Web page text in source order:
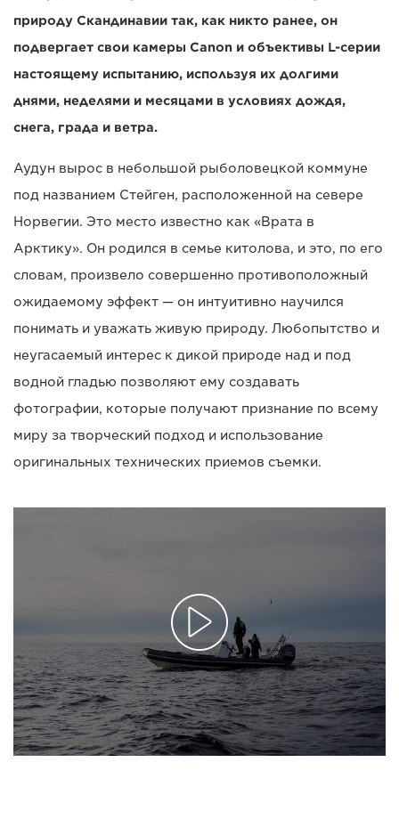
природу Скандинавии так, как никто ранее, он
подвергает свои камеры Canon и объективы L-серии
настоящему испытанию, используя их долгими
днями, неделями и месяцами в условиях дождя,
снега, града и ветра.
Аудун вырос в небольшой рыболовецкой коммуне
под названием Стейген, расположенной на севере
Норвегии. Это место известно как «Врата в
Арктику». Он родился в семье китолова, и это, по его
словам, произвело совершенно противоположный
ожидаемому эффект — он интуитивно научился
понимать и уважать живую природу. Любопытство и
неугасаемый интерес к дикой природе над и под
водной гладью позволяют ему создавать
фотографии, которые получают признание по всему
миру за творческий подход и использование
оригинальных технических приемов съемки.